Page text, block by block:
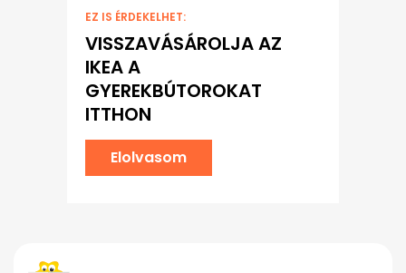
EZ IS ÉRDEKELHET:
VISSZAVÁSÁROLJA AZ
IKEA A
GYEREKBÚTOROKAT
ITTHON
Elolvasom